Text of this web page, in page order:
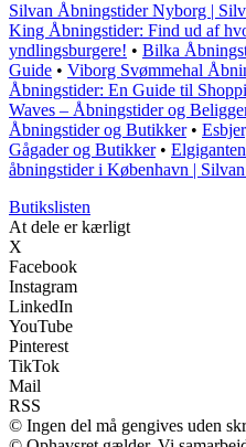
Silvan Åbningstider Nyborg |
King Åbningstider: Find ud af
yndlingsburgere! • Bilka
Guide • Viborg Svømmehal
Åbningstider: En Guide til
Waves – Åbningstider og
Åbningstider og Butikker•
Gågader og Butikker•
åbningstider i København |
Butikslisten
At dele er kærligt
X
Facebook
Instagram
LinkedIn
YouTube
Pinterest
TikTok
Mail
RSS
© Ingen del må gengives uden